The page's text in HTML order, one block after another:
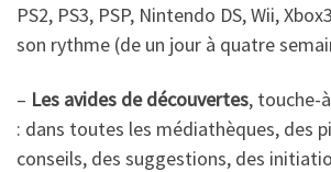
PS2, PS3, PSP, Nintendo DS, Wii,
son rythme (de un jour à quatre
– Les avides de découvertes, touche-
: dans toutes les médiathèques, des
conseils, des suggestions, des